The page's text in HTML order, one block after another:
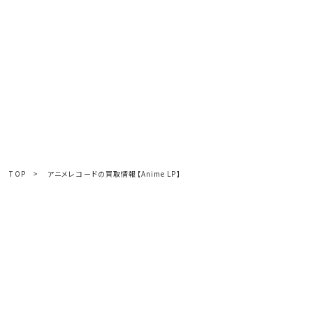
TOP > アニメレコードの買取情報【Anime LP】